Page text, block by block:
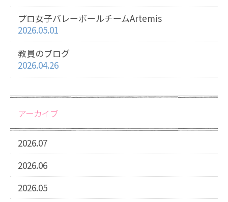
プロ女子バレーボールチームArtemis
2026.05.01
教員のブログ
2026.04.26
アーカイブ
2026.07
2026.06
2026.05